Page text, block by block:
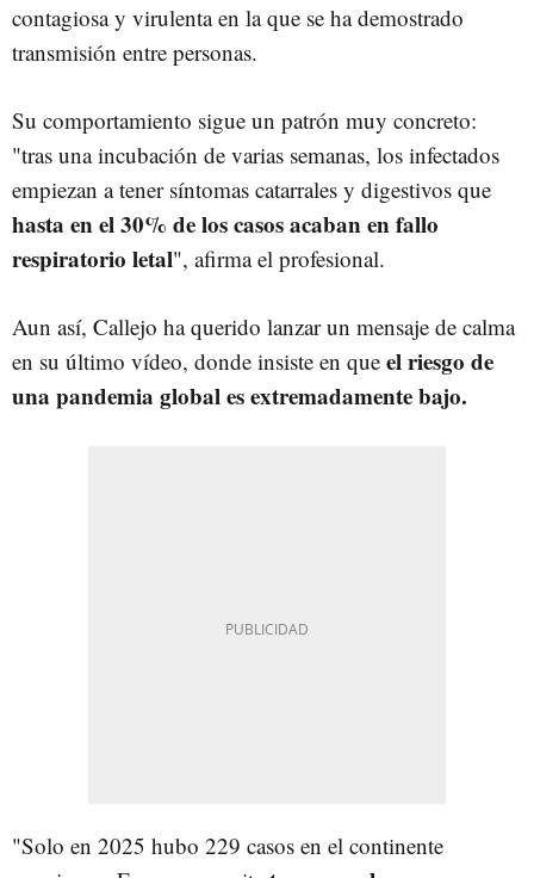
contagiosa y virulenta en la que se ha demostrado
transmisión entre personas.
Su comportamiento sigue un patrón muy concreto:
"tras una incubación de varias semanas, los infectados
empiezan a tener síntomas catarrales y digestivos que
hasta en el 30% de los casos acaban en fallo
respiratorio letal", afirma el profesional.
Aun así, Callejo ha querido lanzar un mensaje de calma
en su último vídeo, donde insiste en que el riesgo de
una pandemia global es extremadamente bajo.
"Solo en 2025 hubo 229 casos en el continente